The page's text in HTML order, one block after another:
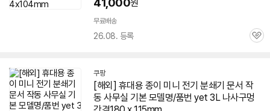
원
무료배송
26.08. 등록
관
쿠팡
[해외] 휴대용 종이 미니 전기 분쇄기 문서 작
동 사무실 기본 모델명/품번 yet 3L 나사구멍